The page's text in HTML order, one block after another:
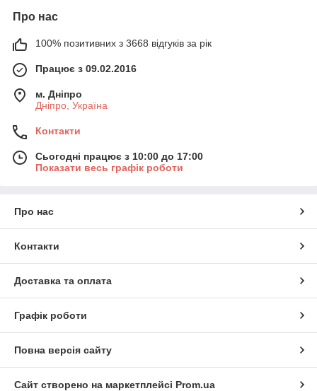
Про нас
100% позитивних з 3668 відгуків за рік
Працює з 09.02.2016
м. Дніпро
Дніпро, Україна
Контакти
Сьогодні працює з 10:00 до 17:00
Показати весь графік роботи
Про нас
Контакти
Доставка та оплата
Графік роботи
Повна версія сайту
Сайт створено на маркетплейсі Prom.ua